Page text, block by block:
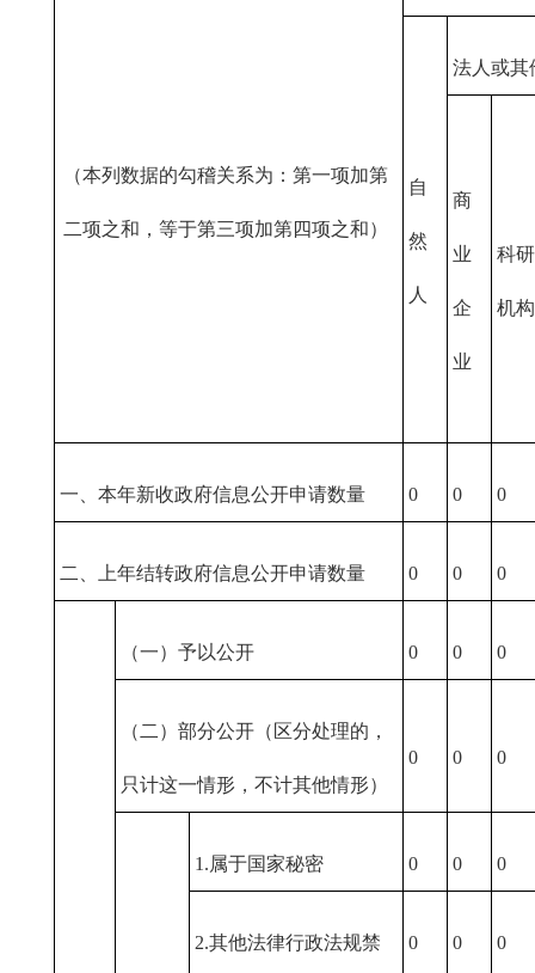
（本列数据的勾稽关系为：第一项加第
二项之和，等于第三项加第四项之和）
自
然
人
法人或其
商
业
企
业
科研
机构
一、本年新收政府信息公开申请数量 0 0 0
二、上年结转政府信息公开申请数量 0 0 0
（一）予以公开 0 0 0
（二）部分公开（区分处理的，
只计这一情形，不计其他情形）
0 0 0
1.属于国家秘密 0 0 0
2.其他法律行政法规禁 0 0 0